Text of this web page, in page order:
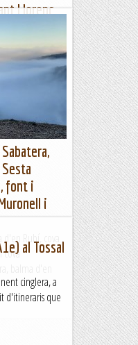
Llorenç
m)
¾ de set del
5 h 15
font i
i
Rubí, cova
balma d'en
al Tossal
cinglera, a
d'itineraris que